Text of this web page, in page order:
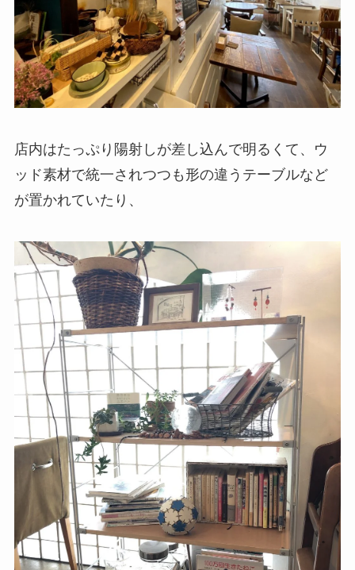
店内はたっぷり陽射しが差し込んで明るくて、ウ
ッド素材で統一されつつも形の違うテーブルなど
が置かれていたり、